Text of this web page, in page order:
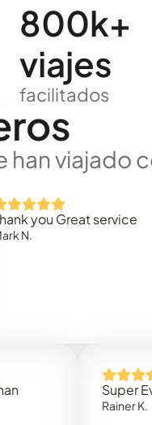
800k+
viajes
facilitados
han viajado
Great service
Super
Rainer K.